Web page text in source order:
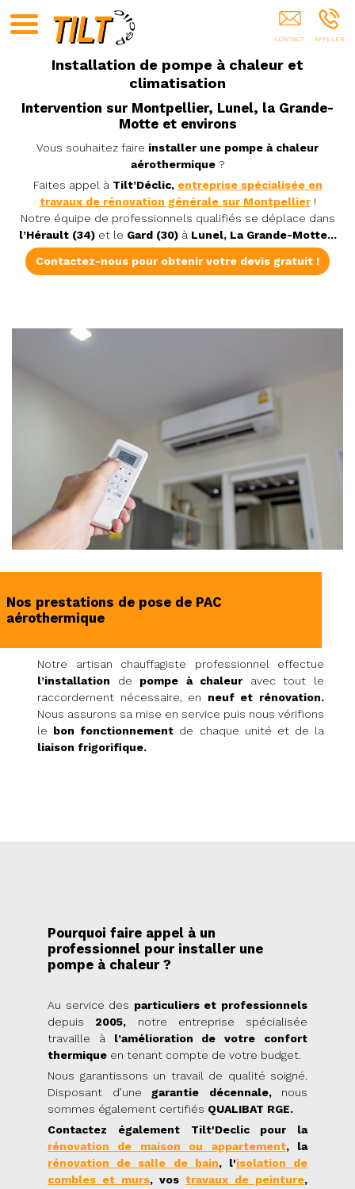
Installation de pompe à chaleur et
climatisation
Intervention sur Montpellier, Lunel, la Grande-
Motte et environs
Vous souhaitez faire installer une pompe à chaleur
aérothermique?
Faites appel à Tilt’Déclic, entreprise spécialisée en
travaux de rénovation générale sur Montpellier!
Notre équipe de professionnels qualifiés se déplace dans
l’Hérault (34)et le Gard (30)à Lunel, La Grande-Motte...
Contactez-nous pour obtenir votre devis gratuit !
Nos prestations de pose de PAC
aérothermique
Notre artisan chauffagiste professionnel effectue
l’installation de pompe à chaleur avec tout le
raccordement nécessaire, en neuf et rénovation.
Nous assurons sa mise en service puis nous vérifions
le bon fonctionnement de chaque unité et de la
liaison frigorifique.
Pourquoi faire appel à un
professionnel pour installer une
pompe à chaleur ?
Au service des particuliers et professionnels
depuis 2005, notre entreprise spécialisée
travaille à l’amélioration de votre confort
thermique en tenant compte de votre budget.
Nous garantissons un travail de qualité soigné.
Disposant d’une garantie décennale,nous
sommes également certifiés QUALIBAT RGE.
Contactez également Tilt'Declic pour la
rénovation de maison ou appartement, la
rénovation de salle de bain, l'isolation de
combles et murs, vos travaux de peinture,